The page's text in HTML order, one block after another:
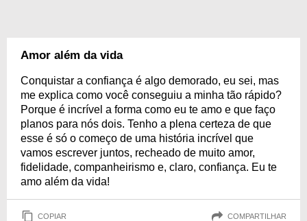
Amor além da vida
Conquistar a confiança é algo demorado, eu sei, mas
me explica como você conseguiu a minha tão rápido?
Porque é incrível a forma como eu te amo e que faço
planos para nós dois. Tenho a plena certeza de que
esse é só o começo de uma história incrível que
vamos escrever juntos, recheado de muito amor,
fidelidade, companheirismo e, claro, confiança. Eu te
amo além da vida!
COPIAR COMPARTILHAR